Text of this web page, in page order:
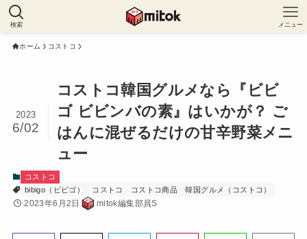
検索 メニュー
ホーム コストコ
コストコ韓国グルメなら『ビビ
ゴ ビビンバの素』はいかが？ ご
はんに混ぜるだけの甘辛野菜メニ
ュー
2023
6/02
コストコ
bibigo（ビビゴ）
コストコ コストコ商品 韓国グルメ（コストコ）
2023年6月2日 mitok編集部員S